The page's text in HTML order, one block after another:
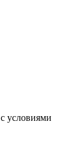
условиями